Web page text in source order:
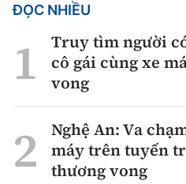
ĐỌC NHIỀU
Truy tìm người
cô gái cùng xe
vong
Nghệ An: Va
máy trên tuyến
thương vong